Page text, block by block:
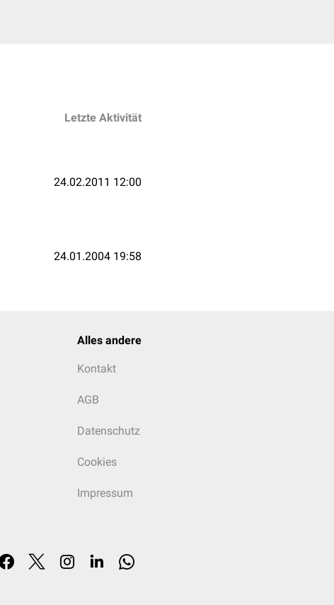
Letzte Aktivität
24.02.2011 12:00
24.01.2004 19:58
Alles andere
Kontakt
AGB
Datenschutz
Cookies
Impressum